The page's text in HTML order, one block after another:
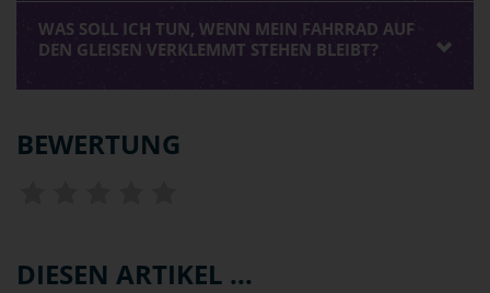
WAS SOLL ICH TUN, WENN MEIN FAHRRAD AUF
DEN GLEISEN VERKLEMMT STEHEN BLEIBT?
BEWERTUNG
DIESEN ARTIKEL ...